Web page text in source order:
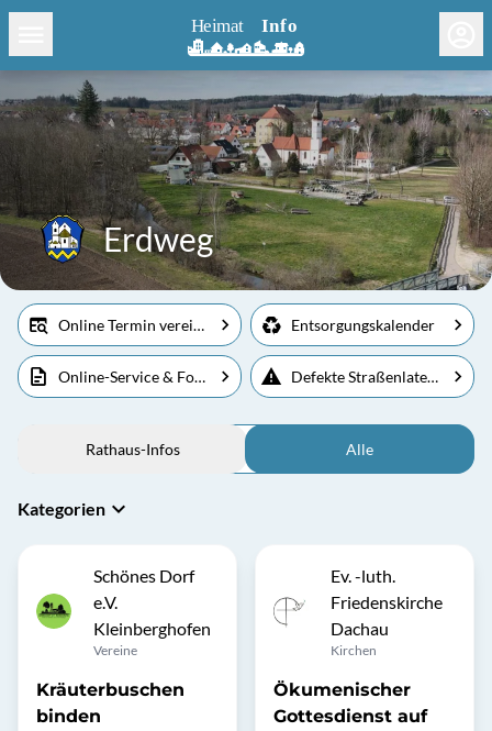
Erdweg
Online Termin vereinbaren Entsorgungskalender
Online-Service & Formulare Defekte Straßenlaternen melden
Rathaus-Infos Alle
Kategorien
Schönes Dorf
e.V.
Kleinberghofen
Vereine
Kräuterbuschen
binden
Ev. -luth.
Friedenskirche
Dachau
Kirchen
Ökumenischer
Gottesdienst auf